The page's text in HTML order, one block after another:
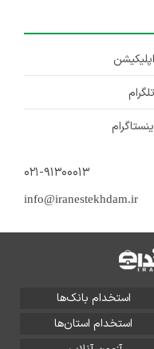
۰۲۱-۹۱۳۰۰۰۱۳
info@iranestekhdam.ir
استخدام بانک‌ها
استخدام استان‌ها